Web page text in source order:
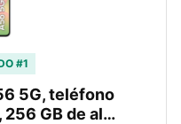
#1
5G, teléfono
GB de al…